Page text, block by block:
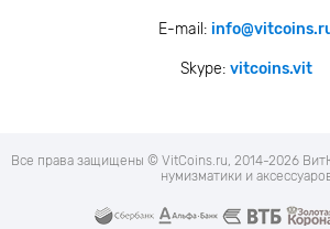
E-mail:
Skype: vitcoins.vit
Все права защищены © VitCoins.ru, 2014-2026
нумизматики и